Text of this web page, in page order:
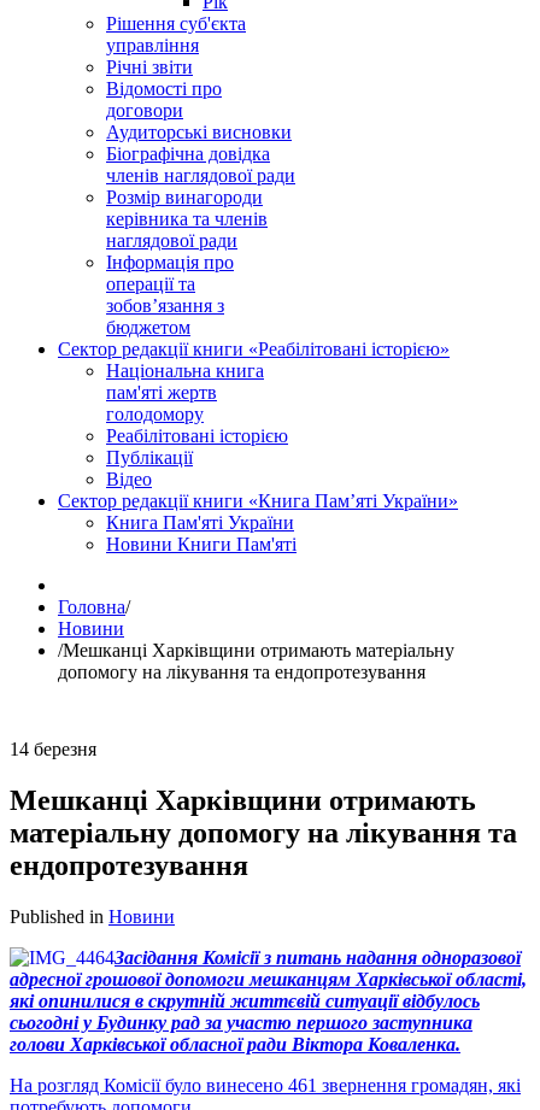
Рішення суб'єкта
управління
Річні звіти
Відомості про
договори
Аудиторські висновки
Біографічна довідка
членів наглядової ради
Розмір винагороди
керівника та членів
наглядової ради
Інформація про
операції та
зобов’язання з
бюджетом
Сектор редакції книги «Реабілітовані історією»
Національна книга
пам'яті жертв
голодомору
Реабілітовані історією
Публікації
Відео
Сектор редакції книги «Книга Пам’яті України»
Книга Пам'яті України
Новини Книги Пам'яті
Головна/
Новини
/Мешканці Харківщини отримають матеріальну
допомогу на лікування та ендопротезування
14 березня
Мешканці Харківщини отримають
матеріальну допомогу на лікування та
ендопротезування
Published in Новини
Засідання Комісії з питань надання одноразової
адресної грошової допомоги мешканцям Харківської області,
які опинилися в скрутній життєвій ситуації відбулось
сьогодні у Будинку рад за участю першого заступника
голови Харківської обласної ради Віктора Коваленка.
На розгляд Комісії було винесено 461 звернення громадян, які